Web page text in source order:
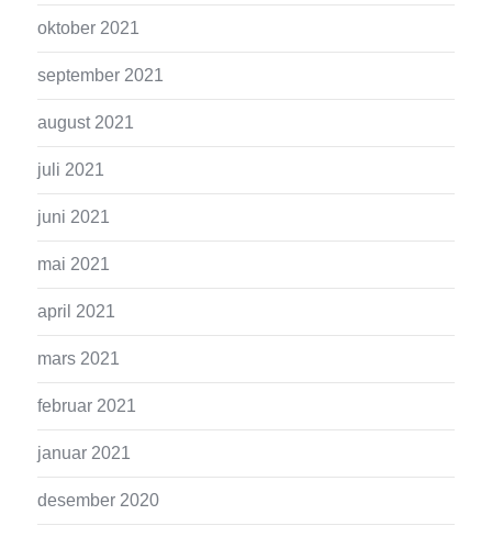
oktober 2021
september 2021
august 2021
juli 2021
juni 2021
mai 2021
april 2021
mars 2021
februar 2021
januar 2021
desember 2020